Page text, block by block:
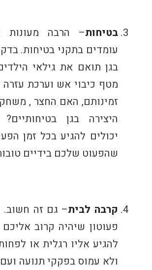
בטיחות– הרבה מעונות
עומדים בתקני בטיחות.
בגן תואם את גילאי
מטף כיבוי אש וערכת
זמינותם, האם החצר ,
היצירה בגן
יכולים להגיע בכל זמן
שהפעוט שלכם בידיים
קרבה לבית– גם זה חשוב.
פעוטון שיהיה קרוב אליכם
להגיע אליו רגלית או
ולא עמוס בפקקי תנועה